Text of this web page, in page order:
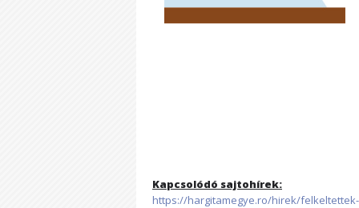
Kapcsolódó sajtohírek:
https://hargitamegye.ro/hirek/